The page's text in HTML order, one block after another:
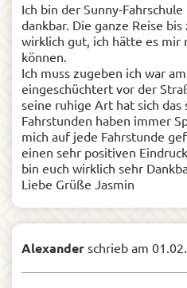
Ich bin der Sunny-
dankbar. Die ganze Reise
wirklich gut, ich hätte es mir
können.
Ich muss zugeben ich war
eingeschüchtert vor der
seine ruhige Art hat sich
Fahrstunden haben immer
mich auf jede Fahrstunde
einen sehr positiven
bin euch wirklich sehr
Liebe Grüße Jasmin
Alexander schrieb am